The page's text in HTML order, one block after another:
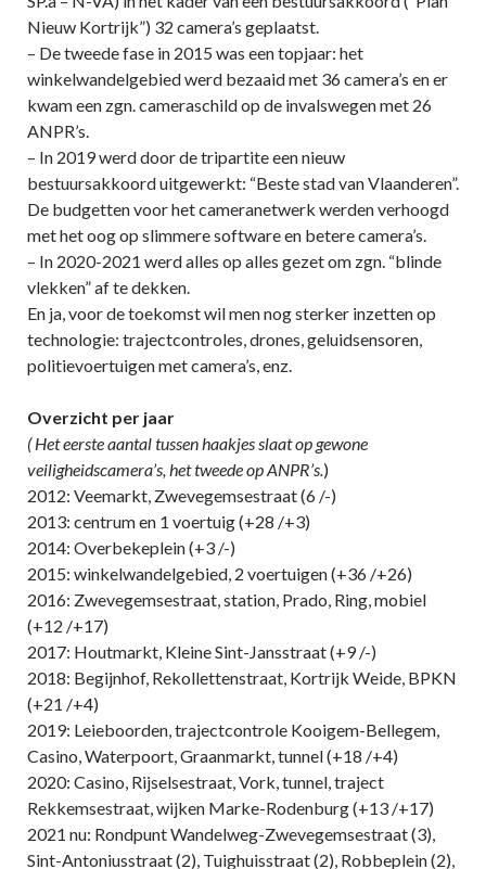
Nieuw Kortrijk”) 32 camera’s geplaatst.
– De tweede fase in 2015 was een topjaar: het
winkelwandelgebied werd bezaaid met 36 camera’s en er
kwam een zgn. cameraschild op de invalswegen met 26
ANPR’s.
– In 2019 werd door de tripartite een nieuw
bestuursakkoord uitgewerkt: “Beste stad van Vlaanderen”.
De budgetten voor het cameranetwerk werden verhoogd
met het oog op slimmere software en betere camera’s.
– In 2020-2021 werd alles op alles gezet om zgn. “blinde
vlekken” af te dekken.
En ja, voor de toekomst wil men nog sterker inzetten op
technologie: trajectcontroles, drones, geluidsensoren,
politievoertuigen met camera’s, enz.
Overzicht per jaar
( Het eerste aantal tussen haakjes slaat op gewone
veiligheidscamera’s, het tweede op ANPR’s.)
2012: Veemarkt, Zwevegemsestraat (6 /-)
2013: centrum en 1 voertuig (+28 /+3)
2014: Overbekeplein (+3 /-)
2015: winkelwandelgebied, 2 voertuigen (+36 /+26)
2016: Zwevegemsestraat, station, Prado, Ring, mobiel
(+12 /+17)
2017: Houtmarkt, Kleine Sint-Jansstraat (+9 /-)
2018: Begijnhof, Rekollettenstraat, Kortrijk Weide, BPKN
(+21 /+4)
2019: Leieboorden, trajectcontrole Kooigem-Bellegem,
Casino, Waterpoort, Graanmarkt, tunnel (+18 /+4)
2020: Casino, Rijselsestraat, Vork, tunnel, traject
Rekkemsestraat, wijken Marke-Rodenburg (+13 /+17)
2021 nu: Rondpunt Wandelweg-Zwevegemsestraat (3),
Sint-Antoniusstraat (2), Tuighuisstraat (2), Robbeplein (2),